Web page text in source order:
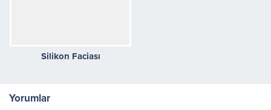
Silikon Faciası
Yorumlar